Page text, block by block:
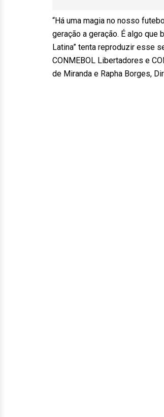
“Há uma magia no nosso
geração a geração. É algo que
Latina” tenta reproduzir esse
CONMEBOL Libertadores e
de Miranda e Rapha Borges,